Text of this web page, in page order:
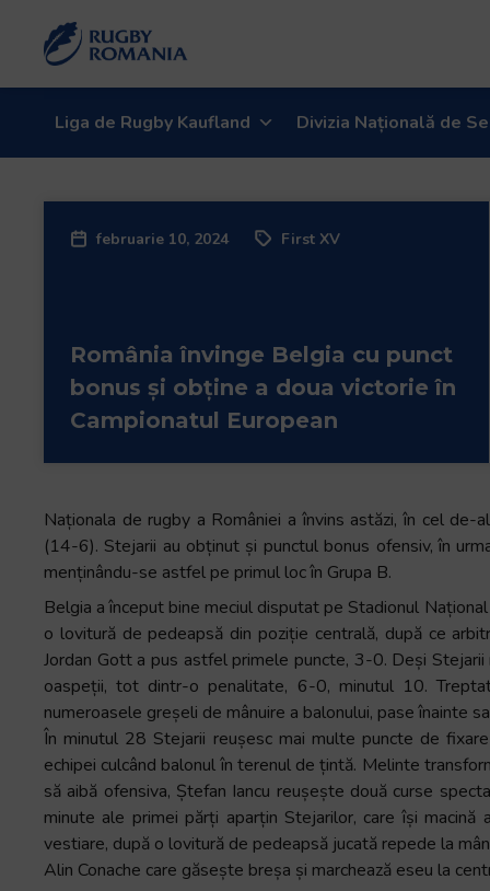
Liga de Rugby Kaufland Divizia Națională de
februarie 10, 2024 First XV
România învinge Belgia cu punct
bonus și obține a doua victorie în
Campionatul European
Naționala de rugby a României a învins astăzi, în cel
(14-6). Stejarii au obținut și punctul bonus ofensiv, în
menținându-se astfel pe primul loc în Grupa B.
Belgia a început bine meciul disputat pe Stadionul
o lovitură de pedeapsă din poziție centrală, după ce
Jordan Gott a pus astfel primele puncte, 3-0. Deși
oaspeții, tot dintr-o penalitate, 6-0, minutul 10.
numeroasele greșeli de mânuire a balonului, pase înainte
În minutul 28 Stejarii reușesc mai multe puncte de
echipei culcând balonul în terenul de țintă. Melinte
să aibă ofensiva, Ștefan Iancu reușește două curse
minute ale primei părți aparțin Stejarilor, care își
vestiare, după o lovitură de pedeapsă jucată repede la
Alin Conache care găsește breșa și marchează eseu la